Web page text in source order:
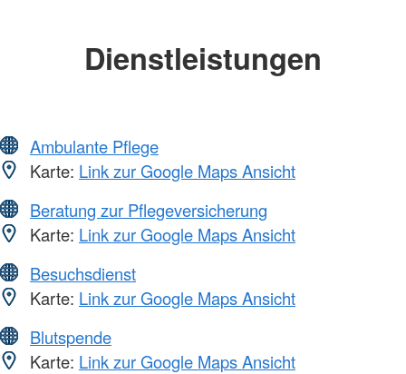
Dienstleistungen
Ambulante Pflege
Karte: Link zur Google Maps Ansicht
Beratung zur Pflegeversicherung
Karte: Link zur Google Maps Ansicht
Besuchsdienst
Karte: Link zur Google Maps Ansicht
Blutspende
Karte: Link zur Google Maps Ansicht